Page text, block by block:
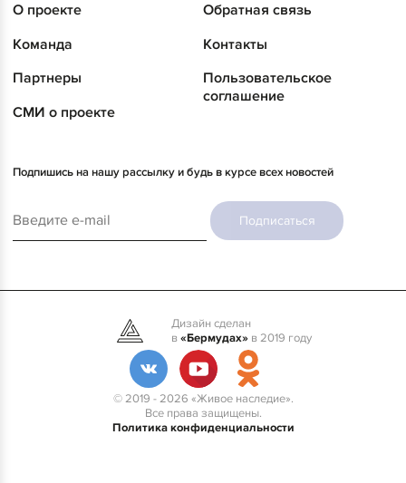
О проекте
Команда
Партнеры
СМИ о проекте
Обратная связь
Контакты
Пользовательское
соглашение
Подпишись на нашу рассылку и будь в курсе всех новостей
Подписаться
© 2019 - 2026 «Живое наследие».
Все права защищены.
Политика конфиденциальности
Дизайн сделан
в«Бермудах»в 2019 году